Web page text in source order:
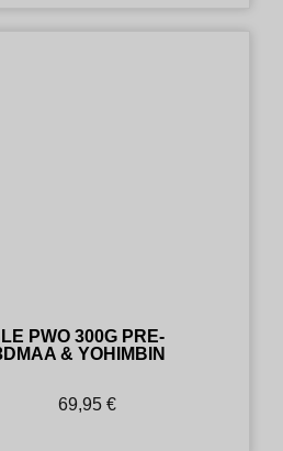
PWO 300G PRE-
& YOHIMBIN
69,95 €